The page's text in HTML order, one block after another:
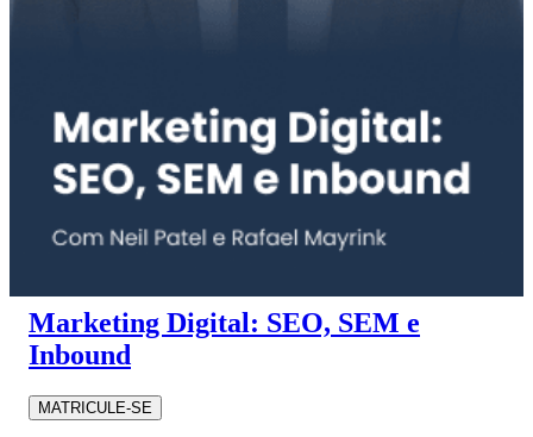
Marketing Digital: SEO, SEM e
Inbound
MATRICULE-SE